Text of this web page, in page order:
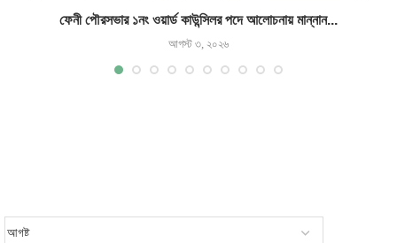
ফেনী পৌরসভার ১নং ওয়ার্ড কাউন্সিলর পদে আলোচনায় মান্নান...
আগস্ট ৩, ২০২৬